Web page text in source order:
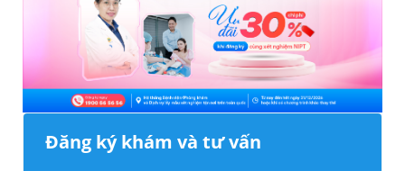
Đăng ký khám và tư vấn